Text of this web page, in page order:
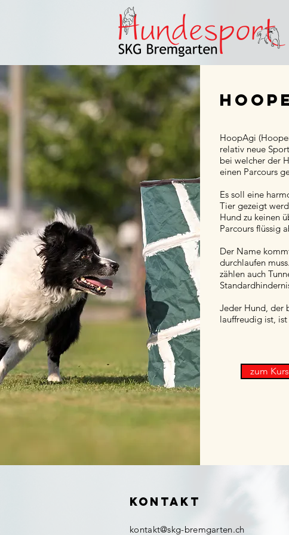
HoopAgi
relativ neue
bei welcher der
einen Parcours
Es soll eine
Tier gezeigt
Hund zu keinen
Parcours flüssig
Der Name
durchlaufen
zählen auch
Jeder Hund, der
lauffreudig ist,
zum
KONTAKT
kontakt@skg-bremgarten.ch